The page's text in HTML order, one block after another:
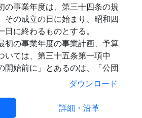
の事業年度は、第三十四条の規
その成立の日に始まり、昭和四
に終わるものとする。
初の事業年度の事業計画、予算
いては、第三十五条第一項中
開始前に」とあるのは、「公団
立の際現に日本道路公団の職員
であつて、国家公務員共済組合
ダウンロード
詳細・沿革